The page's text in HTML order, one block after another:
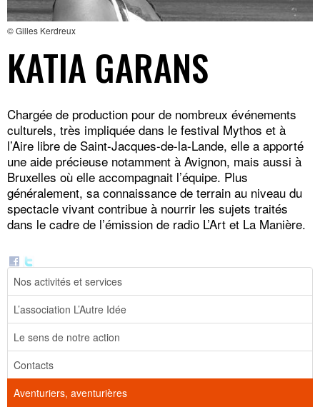
© Gilles Kerdreux
KATIA GARANS
Chargée de production pour de nombreux événements
culturels, très impliquée dans le festival Mythos et à
l’Aire libre de Saint-Jacques-de-la-Lande, elle a apporté
une aide précieuse notamment à Avignon, mais aussi à
Bruxelles où elle accompagnait l’équipe. Plus
généralement, sa connaissance de terrain au niveau du
spectacle vivant contribue à nourrir les sujets traités
dans le cadre de l’émission de radio L’Art et La Manière.
Nos activités et services
L’association L’Autre Idée
Le sens de notre action
Contacts
Aventuriers, aventurières